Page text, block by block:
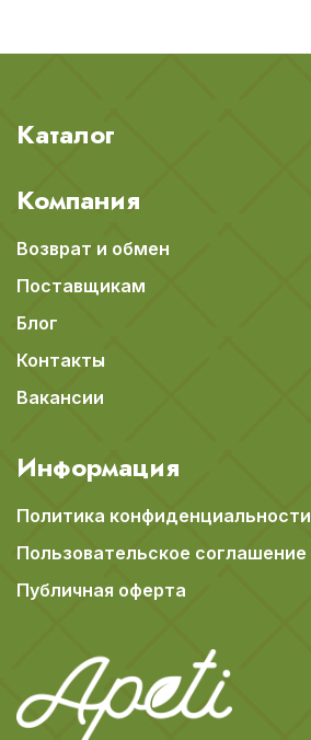
Каталог
Компания
Возврат и обмен
Поставщикам
Блог
Контакты
Вакансии
Информация
Политика конфиденциальности
Пользовательское соглашение
Публичная оферта